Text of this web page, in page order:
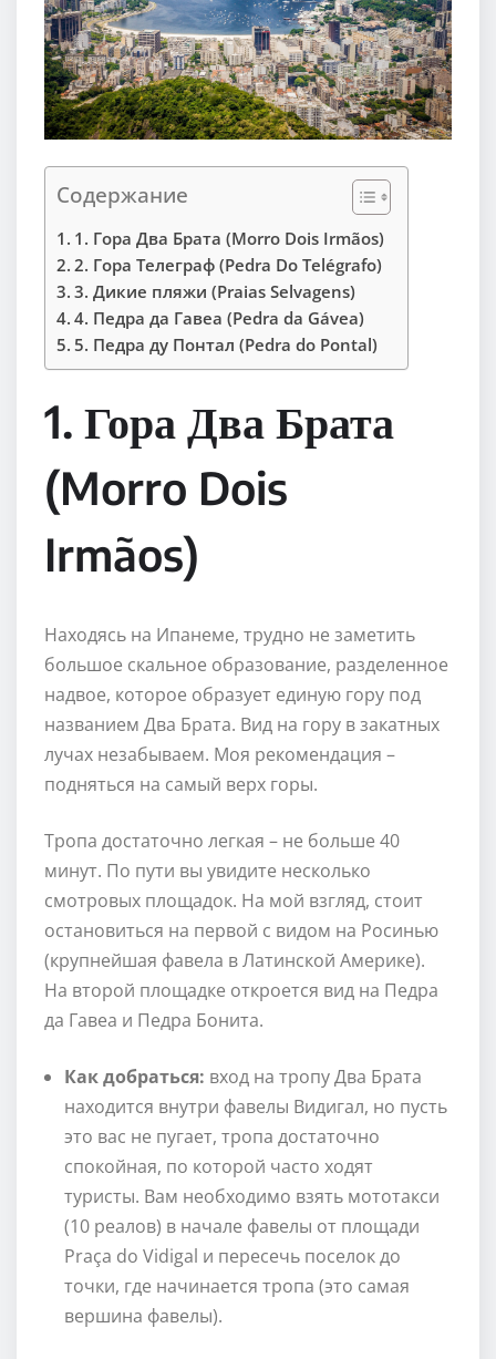
Содержание
1. Гора Два Брата (Morro Dois Irmãos)
2. Гора Телеграф (Pedra Do Telégrafo)
3. Дикие пляжи (Praias Selvagens)
4. Педра да Гавеа (Pedra da Gávea)
5. Педра ду Понтал (Pedra do Pontal)
1. Гора Два Брата
(Morro Dois
Irmãos)
Находясь на Ипанеме, трудно не заметить
большое скальное образование, разделенное
надвое, которое образует единую гору под
названием Два Брата. Вид на гору в закатных
лучах незабываем. Моя рекомендация –
подняться на самый верх горы.
Тропа достаточно легкая – не больше 40
минут. По пути вы увидите несколько
смотровых площадок. На мой взгляд, стоит
остановиться на первой с видом на Росинью
(крупнейшая фавела в Латинской Америке).
На второй площадке откроется вид на Педра
да Гавеа и Педра Бонита.
Как добраться: вход на тропу Два Брата
находится внутри фавелы Видигал, но пусть
это вас не пугает, тропа достаточно
спокойная, по которой часто ходят
туристы. Вам необходимо взять мототакси
(10 реалов) в начале фавелы от площади
Praça do Vidigal и пересечь поселок до
точки, где начинается тропа (это самая
вершина фавелы).